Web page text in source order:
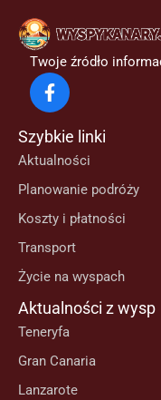
Twoje źródło
Szybkie linki
Aktualności
Planowanie podróży
Koszty i płatności
Transport
Życie na wyspach
Aktualności z wysp
Teneryfa
Gran Canaria
Lanzarote